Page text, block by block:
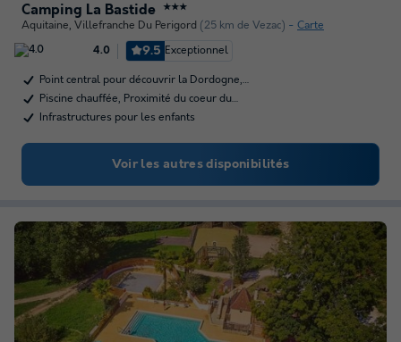
Camping La Bastide ★★★
Aquitaine, Villefranche Du Perigord (25 km de Vezac) Carte
4.0 9.5 Exceptionnel
Point central pour découvrir la Dordogne,…
Piscine chauffée, Proximité du coeur du…
Infrastructures pour les enfants
Voir les autres disponibilités